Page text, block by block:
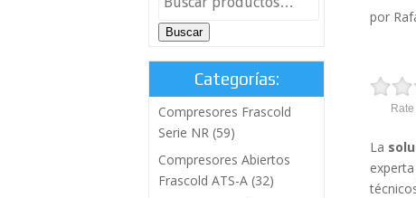
por
La
Buscar
Categorías:
Compresores Frascold
Serie NR (59)
Compresores Abiertos
Frascold ATS-A (32)